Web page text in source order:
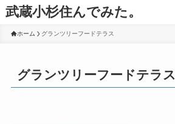
武蔵小杉住んでみた。
ホーム グランツリーフードテラス
グランツリーフードテラス